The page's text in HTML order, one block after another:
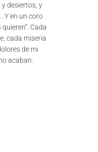
desiertos, y
Y en un coro
Cada
cada miseria
de mi
acaban.